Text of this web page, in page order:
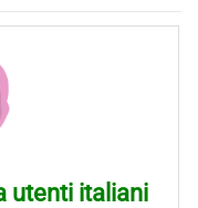
utenti italiani